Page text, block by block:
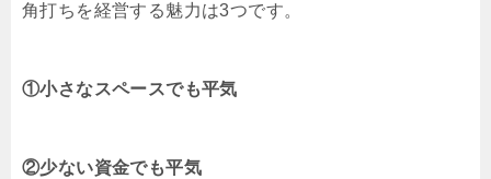
角打ちを経営する魅力は3つです。
①小さなスペースでも平気
②少ない資金でも平気